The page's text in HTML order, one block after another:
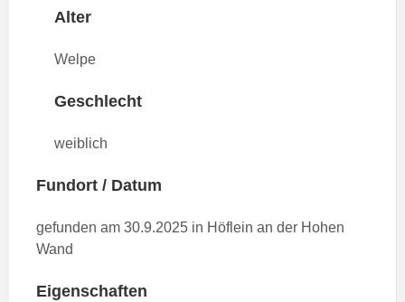
Alter
Welpe
Geschlecht
weiblich
Fundort / Datum
gefunden am 30.9.2025 in Höflein an der Hohen
Wand
Eigenschaften